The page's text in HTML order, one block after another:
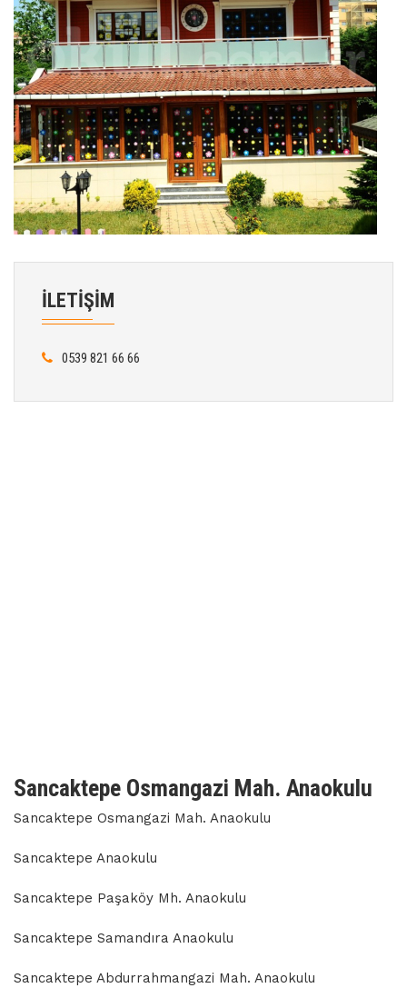
İLETİŞİM
0539 821 66 66
Sancaktepe Osmangazi Mah. Anaokulu
Sancaktepe Osmangazi Mah. Anaokulu
Sancaktepe Anaokulu
Sancaktepe Paşaköy Mh. Anaokulu
Sancaktepe Samandıra Anaokulu
Sancaktepe Abdurrahmangazi Mah. Anaokulu